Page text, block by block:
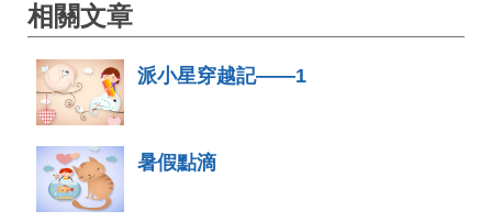
相關文章
派小星穿越記——1
暑假點滴